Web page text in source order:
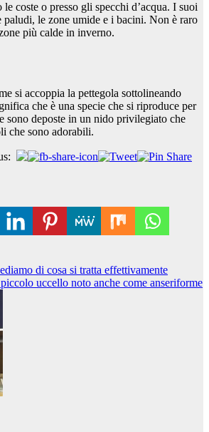
coste o presso gli specchi d’acqua. I suoi
le zone umide e i bacini. Non è raro
più calde in inverno.
si accoppia la pettegola sottolineando
che è una specie che si riproduce per
sono deposte in un nido privilegiato che
che sono adorabili.
di cosa si tratta effettivamente
uccello noto anche come anseriforme